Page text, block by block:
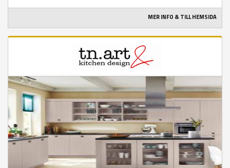
MER INFO & TILL HEMSIDA